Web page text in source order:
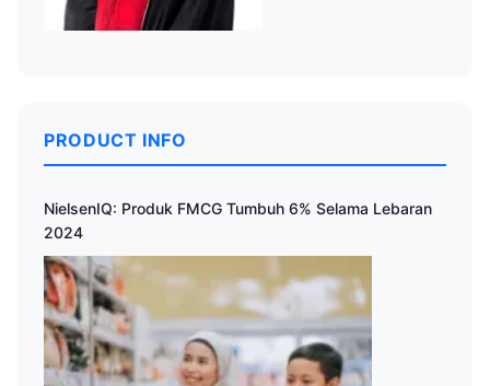
PRODUCT INFO
NielsenIQ: Produk FMCG Tumbuh 6% Selama Lebaran
2024